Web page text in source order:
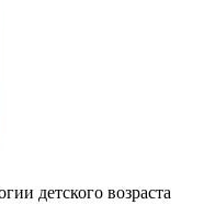
детского возраста